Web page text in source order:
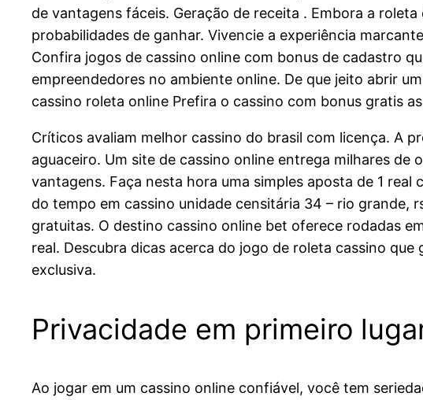
de vantagens fáceis. Geração de receita . Embora a
probabilidades de ganhar. Vivencie a experiência
Confira jogos de cassino online com bonus de cadastro
empreendedores no ambiente online. De que jeito abrir
cassino roleta online Prefira o cassino com bonus gratis
Críticos avaliam melhor cassino do brasil com licença. A
aguaceiro. Um site de cassino online entrega milhares
vantagens. Faça nesta hora uma simples aposta de 1
do tempo em cassino unidade censitária 34 – rio grande,
gratuitas. O destino cassino online bet oferece rodadas
real. Descubra dicas acerca do jogo de roleta cassino
exclusiva.
Privacidade em primeiro
Ao jogar em um cassino online confiável, você tem